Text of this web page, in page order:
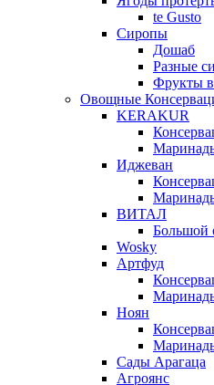
te Gusto
Сиропы
Дошаб
Разные
Фрукты
Овощные
KERAKUR
Иджеван
ВИТАЛ
Большой
Wosky
Артфуд
Ноян
Сады Арагаца
Агроянс